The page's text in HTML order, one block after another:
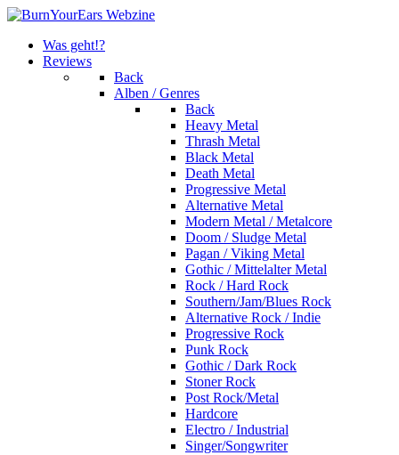
Was geht!?
Reviews
Back
Alben / Genres
Back
Heavy Metal
Thrash Metal
Black Metal
Death Metal
Progressive Metal
Alternative Metal
Modern Metal / Metalcore
Doom / Sludge Metal
Pagan / Viking Metal
Gothic / Mittelalter Metal
Rock / Hard Rock
Southern/Jam/Blues Rock
Alternative Rock / Indie
Progressive Rock
Punk Rock
Gothic / Dark Rock
Stoner Rock
Post Rock/Metal
Hardcore
Electro / Industrial
Singer/Songwriter